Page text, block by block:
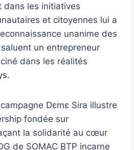
dans les initiatives
et citoyennes lui a
unanime des
un entrepreneur
dans les réalités
Dɛmɛ Sira illustre
fondée sur
la solidarité au cœur
de SOMAC BTP incarne